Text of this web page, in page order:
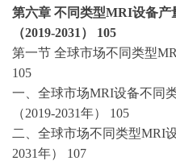
第六章 不同类型MRI设备产
（2019-2031） 105
第一节 全球市场不同类型
105
一、全球市场MRI设备不同
（2019-2031年） 105
二、全球市场不同类型MRI
2031年） 107